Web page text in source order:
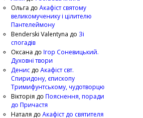
Ольга до Акафіст святому
великомученику і цілителю
Пантелеймону
Benderski Valentyna до Зі
спогадів
Оксана до Ігор Соневицький.
Духовні твори
Денис до Акафіст свт.
Спиридону, єпископу
Тримифунтському, чудотворцю
Вікторія до Пояснення, поради
до Причастя
Наталя до Акафіст до святителя